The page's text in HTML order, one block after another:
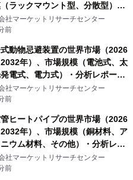
ラックマウント型、分散型）・
ポートを発表
社マーケットリサーチセンター
前
動物忌避装置の世界市場（2026
年）、市場規模（電池式、太
電式、電力式）・分析レポート
社マーケットリサーチセンター
前
ヒートパイプの世界市場（2026
年）、市場規模（銅材料、ア
ウム材料、その他）・分析レポ
発表
社マーケットリサーチセンター
前